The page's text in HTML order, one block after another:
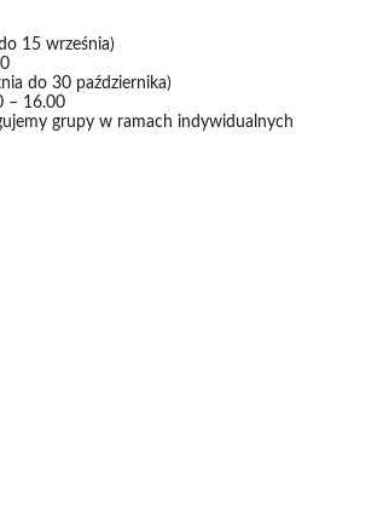
15 września)
do 30 października)
– 16.00
grupy w ramach indywidualnych